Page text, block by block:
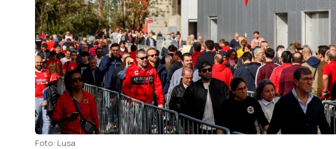
Foto: Lusa